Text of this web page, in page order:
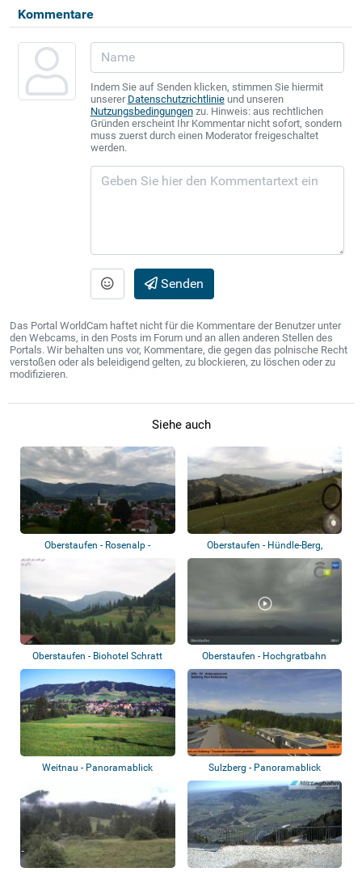
Kommentare
Indem Sie auf Senden klicken, stimmen Sie hiermit
unserer Datenschutzrichtlinieund unseren
Nutzungsbedingungenzu. Hinweis: aus rechtlichen
Gründen erscheint Ihr Kommentar nicht sofort, sondern
muss zuerst durch einen Moderator freigeschaltet
werden.
Senden
Das Portal WorldCam haftet nicht für die Kommentare der Benutzer unter
den Webcams, in den Posts im Forum und an allen anderen Stellen des
Portals. Wir behalten uns vor, Kommentare, die gegen das polnische Recht
verstoßen oder als beleidigend gelten, zu blockieren, zu löschen oder zu
modifizieren.
Siehe auch
Oberstaufen - Rosenalp -
Oberstaufen - Hündle-Berg,
Imberg
Oberstaufen - Biohotel Schratt
Oberstaufen - Hochgratbahn
Bergstation
Weitnau - Panoramablick Sulzberg - Panoramablick